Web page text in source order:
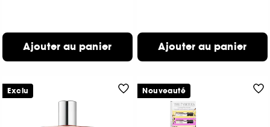
Ajouter au panier Ajouter au panier
Exclu Nouveauté